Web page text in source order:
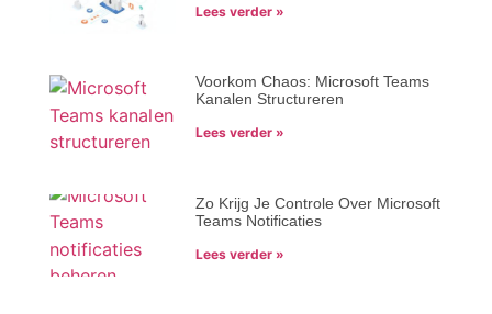
Lees verder »
Voorkom Chaos: Microsoft Teams
Kanalen Structureren
Lees verder »
Zo Krijg Je Controle Over Microsoft
Teams Notificaties
Lees verder »